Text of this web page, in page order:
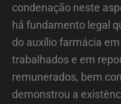
condenação neste
há fundamento legal
do auxílio farmácia
trabalhados e em
remunerados, bem
demonstrou a